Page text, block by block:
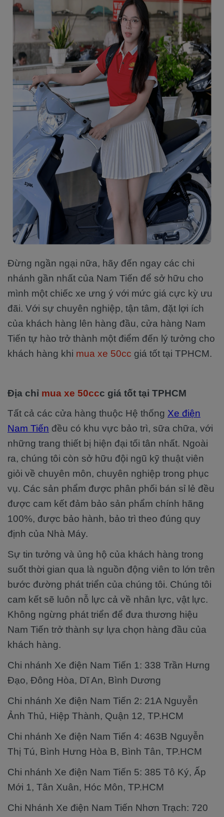
Đừng ngần ngại nữa, hãy đến ngay các chi
nhánh gần nhất của Nam Tiến để sở hữu cho
mình một chiếc xe ưng ý với mức giá cực kỳ ưu
đãi. Với sự chuyên nghiệp, tận tâm, đặt lợi ích
của khách hàng lên hàng đầu, cửa hàng Nam
Tiến tự hào trở thành một điểm đến lý tưởng cho
khách hàng khi mua xe 50cc giá tốt tại TPHCM.
Địa chỉ mua xe 50ccc giá tốt tại TPHCM
Tất cả các cửa hàng thuộc Hệ thống Xe điện
Nam Tiến đều có khu vực bảo trì, sữa chữa, với
những trang thiết bị hiện đại tối tân nhất. Ngoài
ra, chúng tôi còn sở hữu đội ngũ kỹ thuật viên
giỏi về chuyên môn, chuyên nghiệp trong phục
vụ. Các sản phẩm được phân phối bán sỉ lẻ đều
được cam kết đảm bảo sản phẩm chính hãng
100%, được bảo hành, bảo trì theo đúng quy
định của Nhà Máy.
Sự tin tưởng và ủng hộ của khách hàng trong
suốt thời gian qua là nguồn động viên to lớn trên
bước đường phát triển của chúng tôi. Chúng tôi
cam kết sẽ luôn nỗ lực cả về nhân lực, vật lực.
Không ngừng phát triển để đưa thương hiệu
Nam Tiến trở thành sự lựa chọn hàng đầu của
khách hàng.
Chi nhánh Xe điện Nam Tiến 1: 338 Trần Hưng
Đạo, Đông Hòa, Dĩ An, Bình Dương
Chi nhánh Xe điện Nam Tiến 2: 21A Nguyễn
Ảnh Thủ, Hiệp Thành, Quận 12, TP.HCM
Chi nhánh Xe điện Nam Tiến 4: 463B Nguyễn
Thị Tú, Bình Hưng Hòa B, Bình Tân, TP.HCM
Chi nhánh Xe điện Nam Tiến 5: 385 Tô Ký, Ấp
Mới 1, Tân Xuân, Hóc Môn, TP.HCM
Chi Nhánh Xe điện Nam Tiến Nhơn Trạch: 720